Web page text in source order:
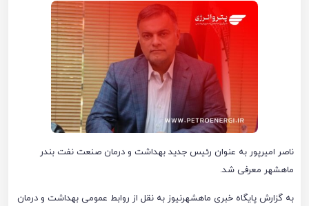
ناصر امیرپور به عنوان رئیس جدید بهداشت و درمان صنعت نفت بندر
ماهشهر معرفی شد.
به گزارش پایگاه خبری ماهشهرنیوز به نقل از روابط عمومی بهداشت و درمان